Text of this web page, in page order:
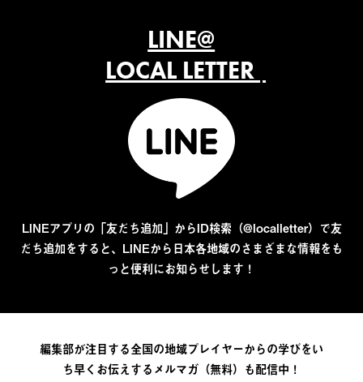
LINE@
LOCAL LETTER
LINEアプリの「友だち追加」からID検索（@localletter）で友
だち追加をすると、LINEから日本各地域のさまざまな情報をも
っと便利にお知らせします！
編集部が注目する全国の地域プレイヤーからの学びをい
ち早くお伝えするメルマガ（無料）も配信中！